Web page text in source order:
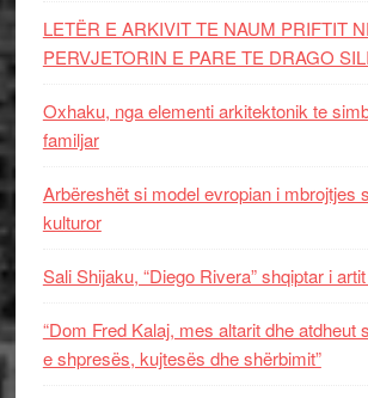
LETËR E ARKIVIT TE NAUM PRIFTIT
PERVJETORIN E PARE TE DRAGO
Oxhaku, nga elementi arkitektonik te
familjar
Arbëreshët si model evropian i mbrojtjes
kulturor
Sali Shijaku, “Diego Rivera” shqiptar i
“Dom Fred Kalaj, mes altarit dhe atdheut
e shpresës, kujtesës dhe shërbimit”